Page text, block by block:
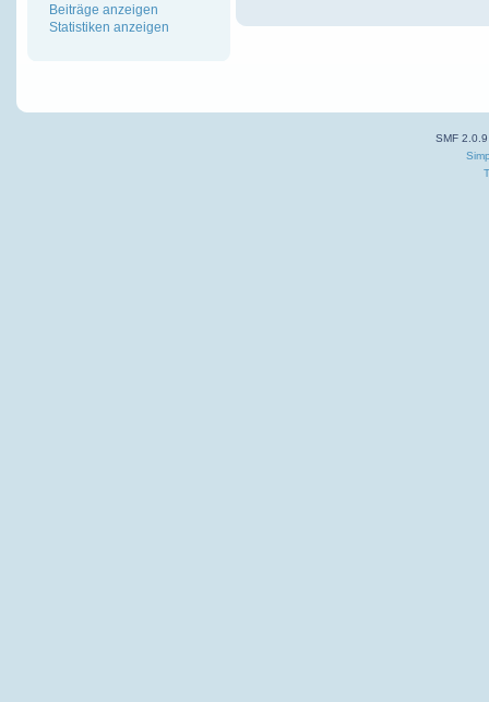
Beiträge anzeigen
Statistiken anzeigen
SMF 2.0.9